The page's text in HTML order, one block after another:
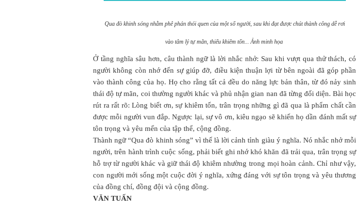
Qua đò khinh sóng nhằm phê phán thói quen của một số người, sau khi đạt được chút thành công dễ rơi
vào tâm lý tự mãn, thiếu khiêm tốn... Ảnh minh họa
Ở tầng nghĩa sâu hơn, câu thành ngữ là lời nhắc nhở: Sau khi vượt qua thử thách, có
người không còn nhớ đến sự giúp đỡ, điều kiện thuận lợi từ bên ngoài đã góp phần
vào thành công của họ. Họ cho rằng tất cả đều do năng lực bản thân, từ đó nảy sinh
thái độ tự mãn, coi thường người khác và phủ nhận gian nan đã từng đối diện. Bài học
rút ra rất rõ: Lòng biết ơn, sự khiêm tốn, trân trọng những gì đã qua là phẩm chất cần
được mỗi người vun đắp. Ngược lại, sự vô ơn, kiêu ngạo sẽ khiến họ dần đánh mất sự
tôn trọng và yêu mến của tập thể, cộng đồng.
Thành ngữ “Qua đò khinh sóng” vì thế là lời cảnh tỉnh giàu ý nghĩa. Nó nhắc nhở mỗi
người, trên hành trình cuộc sống, phải biết ghi nhớ khó khăn đã trải qua, trân trọng sự
hỗ trợ từ người khác và giữ thái độ khiêm nhường trong mọi hoàn cảnh. Chỉ như vậy,
con người mới sống một cuộc đời ý nghĩa, xứng đáng với sự tôn trọng và yêu thương
của đồng chí, đồng đội và cộng đồng.
VĂN TUẤN